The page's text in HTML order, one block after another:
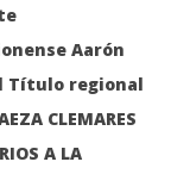
Aarón
Título regional
CLEMARES
A LA